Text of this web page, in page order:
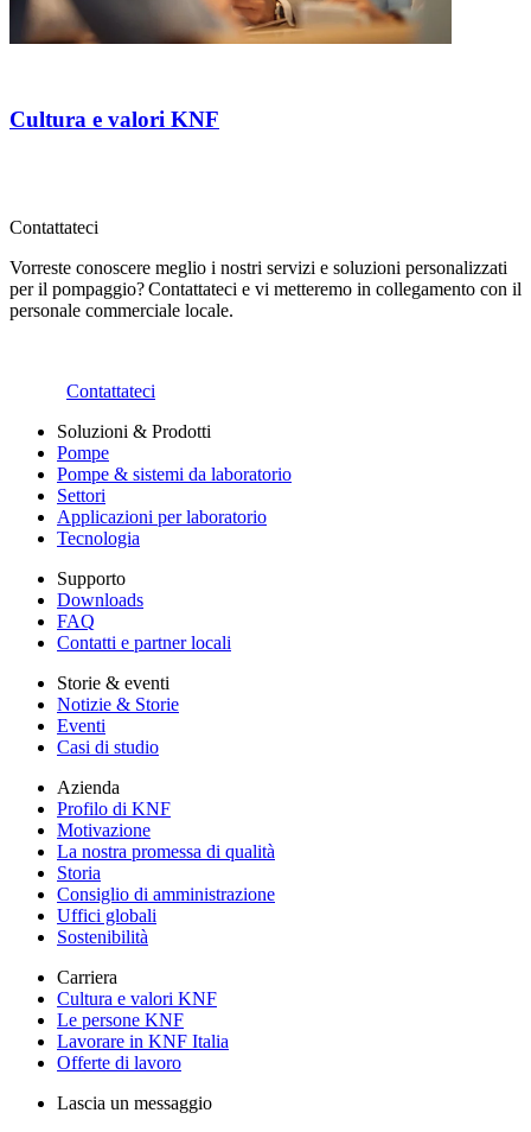
Cultura e valori KNF
Contattateci
Vorreste conoscere meglio i nostri servizi e soluzioni personalizzati
per il pompaggio? Contattateci e vi metteremo in collegamento con il
personale commerciale locale.
Contattateci
Soluzioni & Prodotti
Pompe
Pompe & sistemi da laboratorio
Settori
Applicazioni per laboratorio
Tecnologia
Supporto
Downloads
FAQ
Contatti e partner locali
Storie & eventi
Notizie & Storie
Eventi
Casi di studio
Azienda
Profilo di KNF
Motivazione
La nostra promessa di qualità
Storia
Consiglio di amministrazione
Uffici globali
Sostenibilità
Carriera
Cultura e valori KNF
Le persone KNF
Lavorare in KNF Italia
Offerte di lavoro
Lascia un messaggio